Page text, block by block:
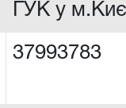
ГУК у
37993783